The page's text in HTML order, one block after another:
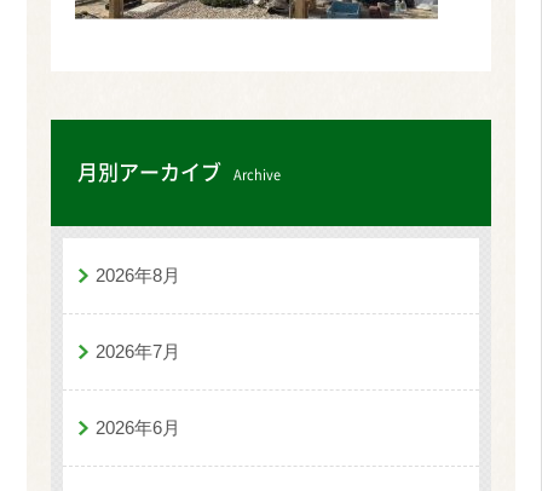
月別アーカイブ Archive
2026年8月
2026年7月
2026年6月